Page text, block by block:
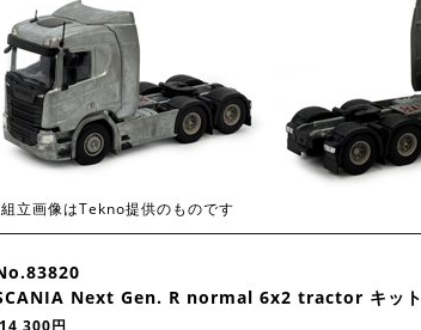
組立画像はTekno提供のものです
Next Gen. R normal 6x2 tractor キット
14,300円